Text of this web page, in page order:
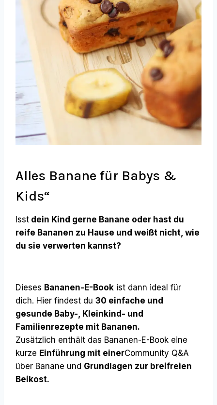
Alles Banane für Babys &
Kids“
Isst dein Kind gerne Banane oder hast du
reife Bananen zu Hause und weißt nicht, wie
du sie verwerten kannst?
Dieses Bananen-E-Book ist dann ideal für
dich. Hier findest du 30 einfache und
gesunde Baby-, Kleinkind- und
Familienrezepte mit Bananen.
Zusätzlich enthält das Bananen-E-Book eine
kurze Einführung mit einerCommunity Q&A
über Banane und Grundlagen zur breifreien
Beikost.